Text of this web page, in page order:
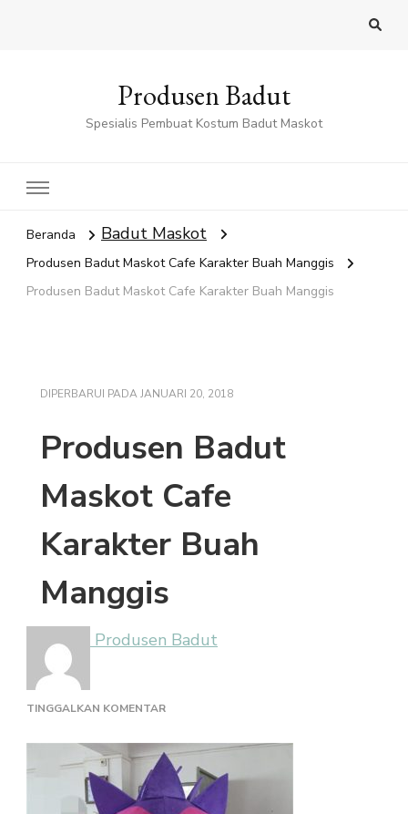
Produsen Badut
Spesialis Pembuat Kostum Badut Maskot
Beranda Badut Maskot
Produsen Badut Maskot Cafe Karakter Buah Manggis
Produsen Badut Maskot Cafe Karakter Buah Manggis
DIPERBARUI PADAJANUARI 20, 2018
Produsen Badut
Maskot Cafe
Karakter Buah
Manggis
Produsen Badut
TINGGALKAN KOMENTARPADA
BADUT
MASKOT
CAFE
KARAKTER